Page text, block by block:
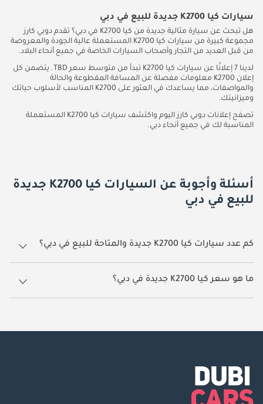
سيارات كيا K2700 جديدة للبيع في دبي
هل تبحث عن سيارة مثالية جديدة من كيا K2700 في دبي؟ تقدم دوبي كارز
مجموعة كبيرة من سيارات كيا K2700 المستعملة عالية الجودة والمعروضة
من قبل العديد من التجار وأصحاب السيارات الخاصة في جميع أنحاء البلاد.
لدينا 7 إعلانًا عن سيارات كيا K2700 تبدأ من متوسط سعر TBD. يتضمن كل
إعلان K2700 معلومات مفصلة عن المسافة المقطوعة والحالة
والمواصفات، مما يساعدك في العثور على K2700 المناسب لأسلوب حياتك
وميزانيتك.
تصفح إعلانات دوبي كارز اليوم واكتشف سيارات كيا K2700 المستعملة
المناسبة لك في جميع أنحاء دبي.
أسئلة وأجوبة عن السيارات كيا K2700 جديدة
للبيع في دبي
كم عدد سيارات كيا K2700 جديدة والمتاحة للبيع في دبي؟
7 سيارة كيا K2700 جديدة متوفرة للبيع في دبي.
ما هو سعر كيا K2700 جديدة في دبي؟
يبدأ سعر سيارة كيا K2700 جديدة في دبي TBD.